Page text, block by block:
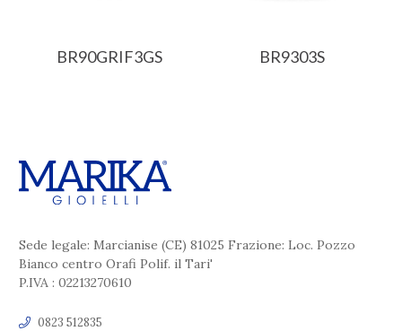
BR90GRIF3GS BR9303S
Sede legale: Marcianise (CE) 81025 Frazione: Loc. Pozzo
Bianco centro Orafi Polif. il Tari'
P.IVA : 02213270610
0823 512835